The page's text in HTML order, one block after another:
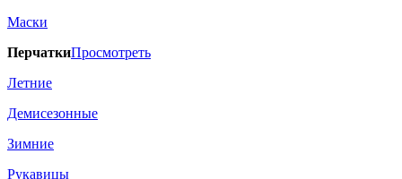
Маски
ПерчаткиПросмотреть
Летние
Демисезонные
Зимние
Рукавицы